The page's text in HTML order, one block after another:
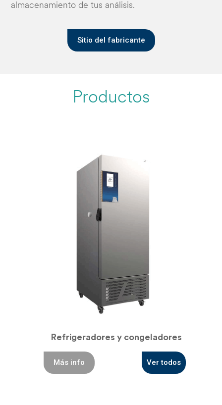
almacenamiento de tus análisis.
Sitio del fabricante
Productos
Refrigeradores y congeladores
Más info Ver todos